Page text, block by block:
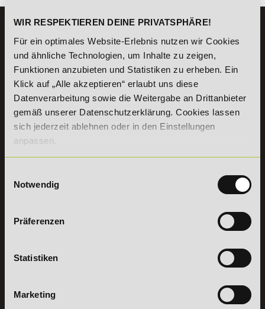
WIR RESPEKTIEREN DEINE PRIVATSPHÄRE!
Für ein optimales Website-Erlebnis nutzen wir Cookies
und ähnliche Technologien, um Inhalte zu zeigen,
Funktionen anzubieten und Statistiken zu erheben. Ein
Klick auf „Alle akzeptieren“ erlaubt uns diese
Datenverarbeitung sowie die Weitergabe an Drittanbieter
gemäß unserer Datenschutzerklärung. Cookies lassen
sich jederzeit ablehnen oder in den Einstellungen
anpassen.
Notwendig
Präferenzen
Statistiken
Marketing
07191 - 22986 - 0
+49 (0) 7191 9513203
DeLSt GmbH - Deutsches eLearning Studieninstitut
Willy-Brandt-Platz 2
71522
Backnang
Aus dem Ausland:
Fax:
Freitag: 8:00 - 17:00 Uhr
DeLSt